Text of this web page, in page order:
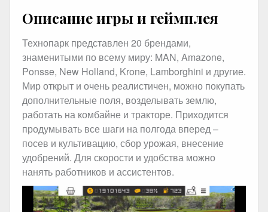
Описание игры и геймплея
Технопарк представлен 20 брендами,
знаменитыми по всему миру: MAN, Amazone,
Ponsse, New Holland, Krone, Lamborghini и другие.
Мир открыт и очень реалистичен, можно покупать
дополнительные поля, возделывать землю,
работать на комбайне и тракторе. Приходится
продумывать все шаги на полгода вперед –
посев и культивацию, сбор урожая, внесение
удобрений. Для скорости и удобства можно
нанять работников и ассистентов.